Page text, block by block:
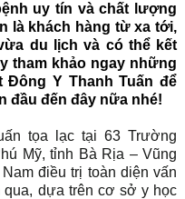
uy tín và chất lượng
là khách hàng từ xa tới,
du lịch và có thể kết
tham khảo ngay những
Đông Y Thanh Tuấn để
đầu đến đây nữa nhé!
tọa lạc tại 63 Trường
Mỹ, tỉnh Bà Rịa – Vũng
điều trị toàn diện vấn
qua, dựa trên cơ sở y học